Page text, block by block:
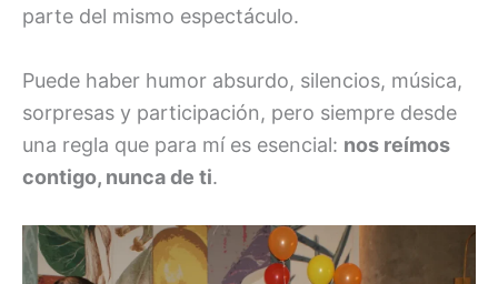
parte del mismo espectáculo.
Puede haber humor absurdo, silencios, música,
sorpresas y participación, pero siempre desde
una regla que para mí es esencial: nos reímos
contigo, nunca de ti.